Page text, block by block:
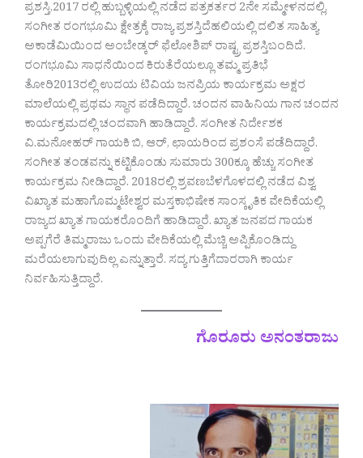
ಪ್ರಶಸ್ತಿ,2017 ರಲ್ಲಿ ಹುಬ್ಬಳ್ಳಿಯಲ್ಲಿ ನಡೆದ ಪತ್ರಕರ್ತರ 2ನೇ ಸಮ್ಮೇಳನದಲ್ಲಿ,
ಸಂಗೀತ ರಂಗಭೂಮಿ ಕ್ಷೇತ್ರಕ್ಕೆ ರಾಜ್ಯ ಪ್ರಶಸ್ತಿದೆಹಲಿಯಲ್ಲಿ ದಲಿತ ಸಾಹಿತ್ಯ
ಅಕಾಡೆಮಿಯಿಂದ ಅಂಬೇಡ್ಕರ್ ಫೆಲೋಶಿಪ್ ರಾಷ್ಟ್ರ ಪ್ರಶಸ್ತಿಬಂದಿದೆ.
ರಂಗಭೂಮಿ ಸಾಧನೆಯಿಂದ ಕಿರುತೆರೆಯಲ್ಲೂ ತಮ್ಮ ಪ್ರತಿಭೆ
ತೋರಿ2013ರಲ್ಲಿ ಉದಯ ಟಿವಿಯ ಜನಪ್ರಿಯ ಕಾರ್ಯಕ್ರಮ ಅಕ್ಷರ
ಮಾಲೆಯಲ್ಲಿ ಪ್ರಥಮ ಸ್ಥಾನ ಪಡೆದಿದ್ದಾರೆ. ಚಂದನ ವಾಹಿನಿಯ ಗಾನ ಚಂದನ
ಕಾರ್ಯಕ್ರಮದಲ್ಲಿ ಚಂದವಾಗಿ ಹಾಡಿದ್ದಾರೆ. ಸಂಗೀತ ನಿರ್ದೇಶಕ
ವಿ.ಮನೋಹರ್ ಗಾಯಕಿ ಬಿ, ಆರ್, ಛಾಯರಿಂದ ಪ್ರಶಂಸೆ ಪಡೆದಿದ್ದಾರೆ.
ಸಂಗೀತ ತಂಡವನ್ನು ಕಟ್ಟಿಕೊಂಡು ಸುಮಾರು 300ಕ್ಕೂ ಹೆಚ್ಚು ಸಂಗೀತ
ಕಾರ್ಯಕ್ರಮ ನೀಡಿದ್ದಾರೆ. 2018ರಲ್ಲಿ ಶ್ರವಣಬೆಳಗೊಳದಲ್ಲಿ ನಡೆದ ವಿಶ್ವ
ವಿಖ್ಯಾತ ಮಹಾಗೊಮ್ಮಟೇಶ್ವರ ಮಸ್ತಕಾಭಿಷೇಕ ಸಾಂಸ್ಕೃತಿಕ ವೇದಿಕೆಯಲ್ಲಿ
ರಾಜ್ಯದ ಖ್ಯಾತ ಗಾಯಕರೊಂದಿಗೆ ಹಾಡಿದ್ದಾರೆ. ಖ್ಯಾತ ಜನಪದ ಗಾಯಕ
ಅಪ್ಪಗೆರೆ ತಿಮ್ಮರಾಜು ಒಂದು ವೇದಿಕೆಯಲ್ಲಿ ಮೆಚ್ಚಿ ಅಪ್ಪಿಕೊಂಡಿದ್ದು
ಮರೆಯಲಾಗುವುದಿಲ್ಲ ಎನ್ನುತ್ತಾರೆ. ಸದ್ಯ ಗುತ್ತಿಗೆದಾರರಾಗಿ ಕಾರ್ಯ
ನಿರ್ವಹಿಸುತ್ತಿದ್ದಾರೆ.
ಗೊರೂರು ಅನಂತರಾಜು